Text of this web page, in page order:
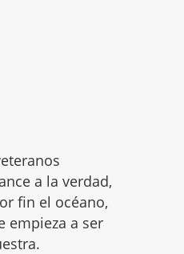
a la verdad,
fin el océano,
empieza a ser